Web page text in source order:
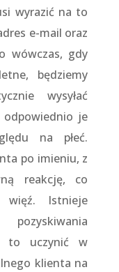
wyrazić na to
e-mail oraz
wówczas, gdy
będziemy
wysyłać
odpowiednio je
na płeć.
po imieniu, z
reakcję, co
Istnieje
to uczynić w
klienta na